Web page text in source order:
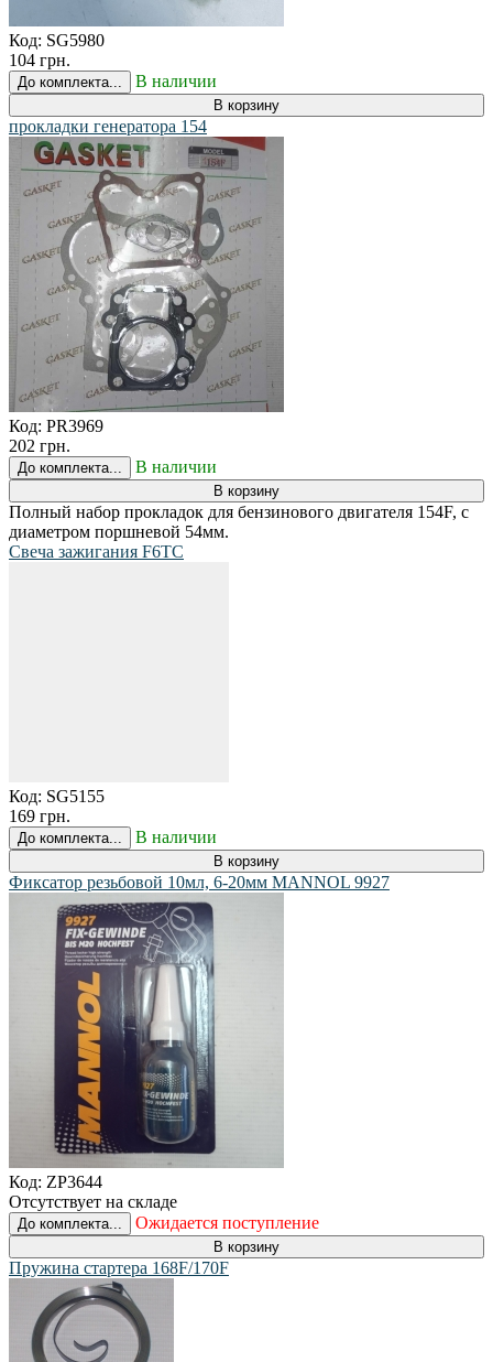
Код: SG5980
104 грн.
До комплекта... В наличии
В корзину
прокладки генератора 154
Код: PR3969
202 грн.
До комплекта... В наличии
В корзину
Полный набор прокладок для бензинового двигателя 154F, с
диаметром поршневой 54мм.
Свеча зажигания F6TC
Код: SG5155
169 грн.
До комплекта... В наличии
В корзину
Фиксатор резьбовой 10мл, 6-20мм MANNOL 9927
Код: ZP3644
Отсутствует на складе
До комплекта... Ожидается поступление
В корзину
Пружина стартера 168F/170F